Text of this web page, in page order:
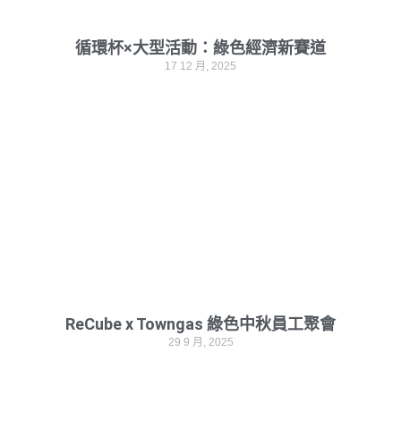
循環杯×大型活動：綠色經濟新賽道
17 12 月, 2025
ReCube x Towngas 綠色中秋員工聚會
29 9 月, 2025